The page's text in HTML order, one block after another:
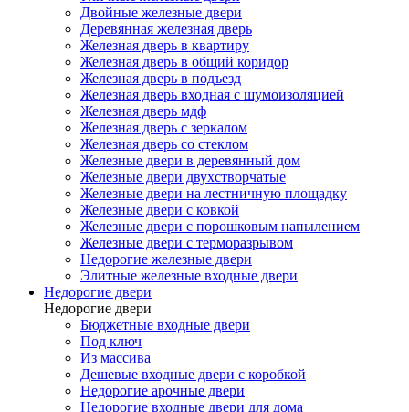
Двойные железные двери
Деревянная железная дверь
Железная дверь в квартиру
Железная дверь в общий коридор
Железная дверь в подъезд
Железная дверь входная с шумоизоляцией
Железная дверь мдф
Железная дверь с зеркалом
Железная дверь со стеклом
Железные двери в деревянный дом
Железные двери двухстворчатые
Железные двери на лестничную площадку
Железные двери с ковкой
Железные двери с порошковым напылением
Железные двери с терморазрывом
Недорогие железные двери
Элитные железные входные двери
Недорогие двери
Недорогие двери
Бюджетные входные двери
Под ключ
Из массива
Дешевые входные двери с коробкой
Недорогие арочные двери
Недорогие входные двери для дома